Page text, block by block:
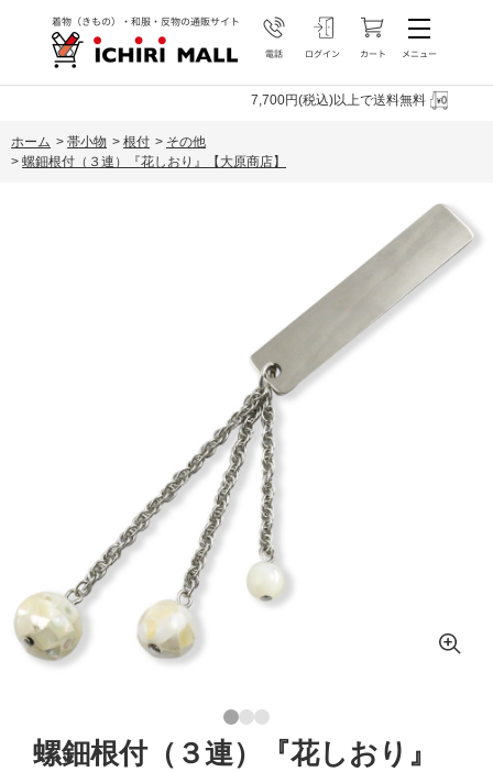
7,700円(税込)以上で送料無料
ホーム > 帯小物 > 根付 > その他
> 螺鈿根付（３連）『花しおり』【大原商店】
螺鈿根付（３連）『花しおり』